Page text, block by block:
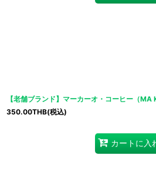
【老舗ブランド】マーカーオ・コーヒー（
350.00THB(税込)
カートに入